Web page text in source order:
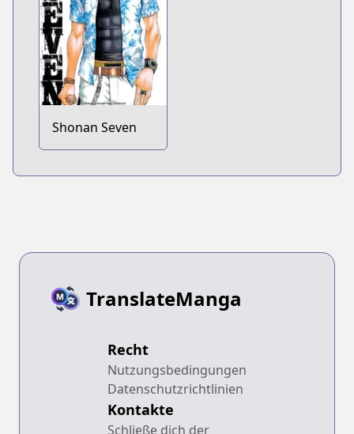
Shonan Seven
TranslateManga
Recht
Nutzungsbedingungen
Datenschutzrichtlinien
Kontakte
Schließe dich der